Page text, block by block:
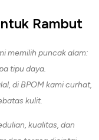
Rambut
memilih puncak alam:
tipu daya.
di BPOM kami curhat,
kulit.
kualitas, dan